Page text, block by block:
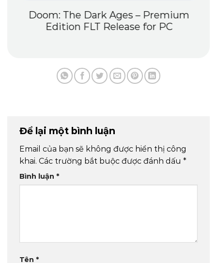
Doom: The Dark Ages – Premium
Edition FLT Release for PC
Để lại một bình luận
Email của bạn sẽ không được hiển thị công
khai. Các trường bắt buộc được đánh dấu *
Bình luận *
Tên *